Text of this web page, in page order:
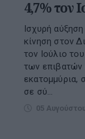
4,7% τον
Ισχυρή
κίνηση στον
τον Ιούλιο
των επιβατών
εκατομμύρια,
σε σύ...
05